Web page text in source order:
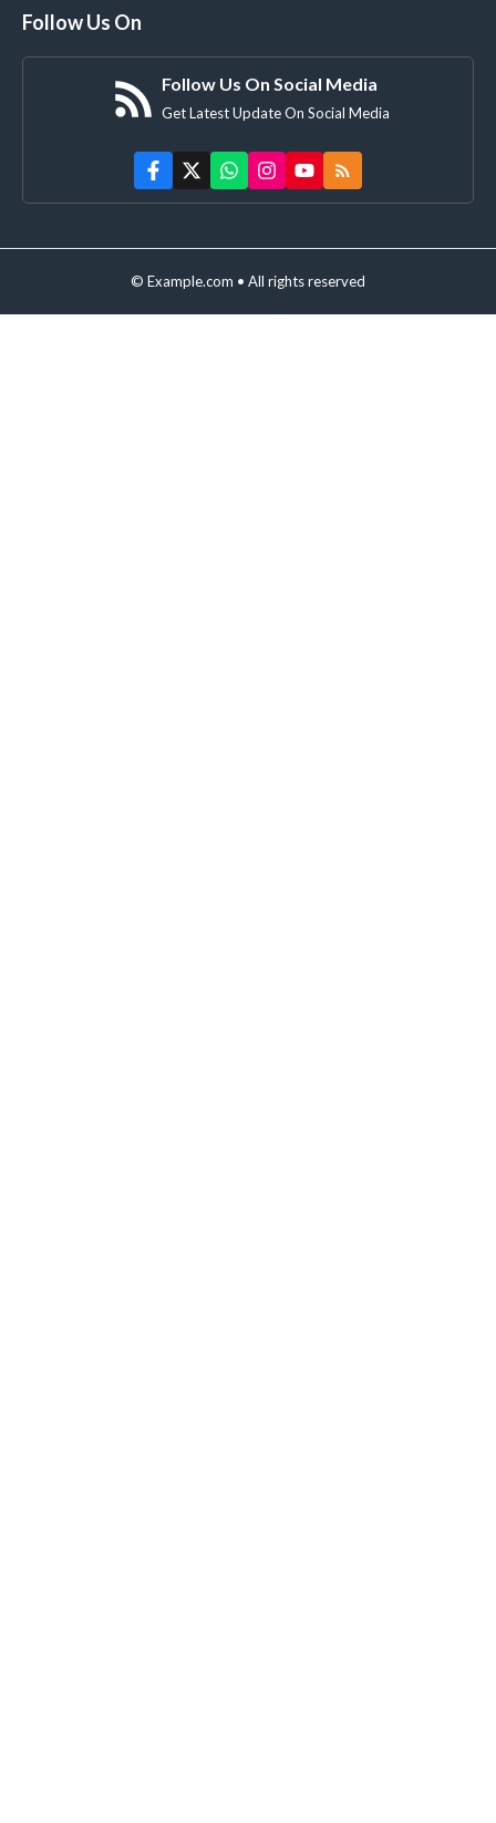
Follow Us On
Follow Us On Social Media
Get Latest Update On Social Media
© Example.com • All rights reserved